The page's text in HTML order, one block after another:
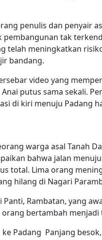
penulis dan penyair
pembangunan tak
telah meningkatkan
bandang.
video yang
putus sama sekali.
di kiri menuju Padang
warga asal Tanah
bahwa jalan menuju
total. Lima orang
hilang di Nagari
Rambatan, yang
bertambah menjadi
Padang Panjang